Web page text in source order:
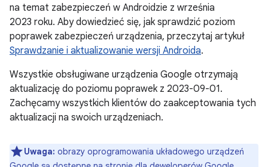
na temat zabezpieczeń w Androidzie z września
2023 roku. Aby dowiedzieć się, jak sprawdzić poziom
poprawek zabezpieczeń urządzenia, przeczytaj artykuł
Sprawdzanie i aktualizowanie wersji Androida.
Wszystkie obsługiwane urządzenia Google otrzymają
aktualizację do poziomu poprawek z 2023-09-01.
Zachęcamy wszystkich klientów do zaakceptowania tych
aktualizacji na swoich urządzeniach.
Uwaga: obrazy oprogramowania układowego urządzeń